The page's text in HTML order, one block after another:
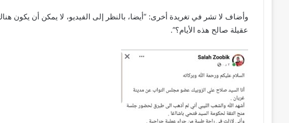
عقيلة صالح هذه الأيام؟”.